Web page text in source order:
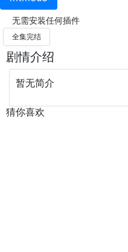
无需安装任何插件
全集完结
剧情介绍
暂无简介
猜你喜欢